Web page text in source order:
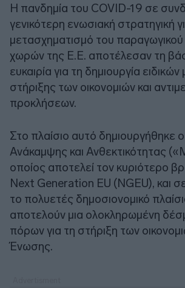
Η πανδημία του COVID-19 σε
γενικότερη ενωσιακή στρατηγική
μετασχηματισμό του
χωρών της Ε.Ε. αποτέλεσαν τη
ευκαιρία για τη δημιουργία
στήριξης των οικονομιών και
προκλήσεων.
Στο πλαίσιο αυτό δημιουργήθηκε
Ανάκαμψης και Ανθεκτικότητας
οποίος αποτελεί τον κυριότερο
Next Generation EU (NGEU), και
το πολυετές δημοσιονομικό
αποτελούν μια ολοκληρωμένη
πόρων για τη στήριξη των
Ένωσης.